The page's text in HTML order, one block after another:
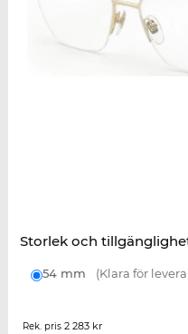
Storlek och
54 mm (Klara för
Rek. pris 2 283 kr